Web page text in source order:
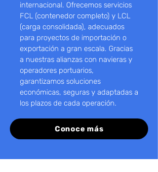
internacional. Ofrecemos servicios
FCL (contenedor completo) y LCL
(carga consolidada), adecuados
para proyectos de importación o
exportación a gran escala. Gracias
a nuestras alianzas con navieras y
operadores portuarios,
garantizamos soluciones
económicas, seguras y adaptadas a
los plazos de cada operación.
Conoce más